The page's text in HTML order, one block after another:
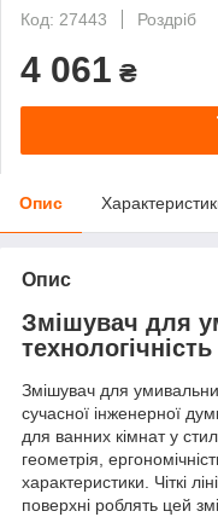
Код: 27443
Роздріб
4 061 ₴
Опис
Опис
Змішувач для
Змішувач для
сучасної інженерної
для ванних кімнат у
геометрія,
характеристики. Чіткі
поверхні роблять цей